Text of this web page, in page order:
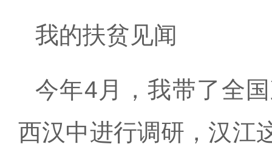
我的扶贫见闻
今年4 月，我带了全
西汉中进行调研，汉江